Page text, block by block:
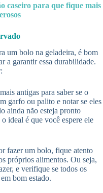
caseiro para que fique mais
um bolo na geladeira, é bom
a garantir essa durabilidade.
antigas para saber se o
garfo ou palito e notar se eles
ainda não esteja pronto
ideal é que você espere ele
fazer um bolo, fique atento
próprios alimentos. Ou seja,
e verifique se todos os
bom estado.